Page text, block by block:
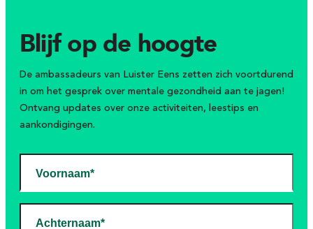
Blijf op de hoogte
De ambassadeurs van Luister Eens zetten zich voortdurend
in om het gesprek over mentale gezondheid aan te jagen!
Ontvang updates over onze activiteiten, leestips en
aankondigingen.